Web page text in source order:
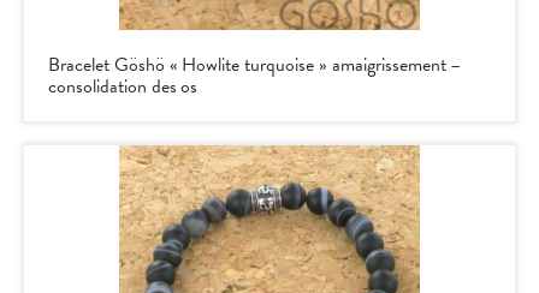
Bracelet Göshö « Howlite turquoise » amaigrissement –
consolidation des os